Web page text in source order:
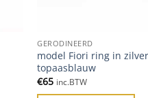
GERODINEERD
model Fiori ring in zilver
topaasblauw
€65 inc.BTW